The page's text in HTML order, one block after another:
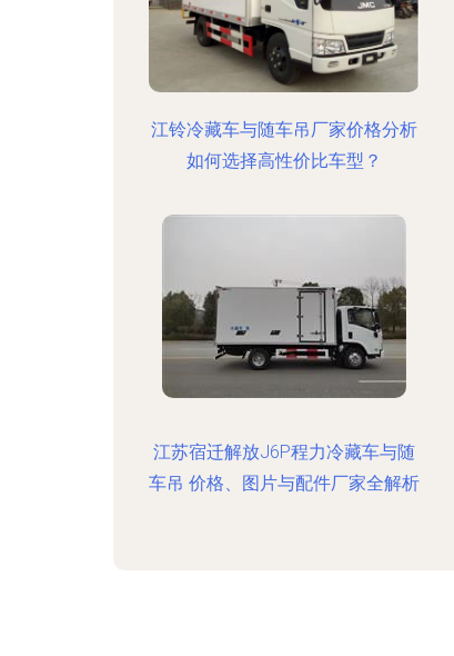
江铃冷藏车与随车吊厂家价格分析
如何选择高性价比车型？
江苏宿迁解放J6P程力冷藏车与随
车吊 价格、图片与配件厂家全解析